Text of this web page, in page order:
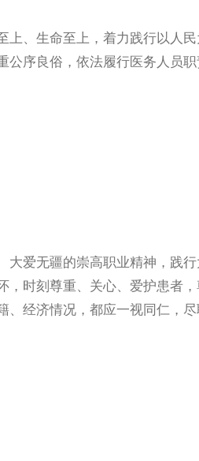
、生命至上，着力践行以人民
公序良俗，依法履行医务人员
爱无疆的崇高职业精神，践行
，时刻尊重、关心、爱护患者
经济情况，都应一视同仁，尽